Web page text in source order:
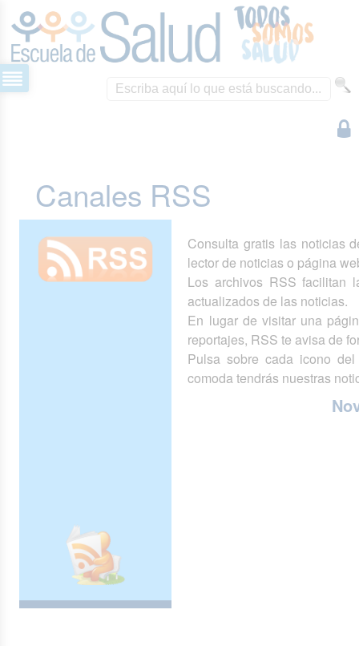
Canales RSS
Consulta gratis las noticias
lector de noticias o página
Los archivos RSS facilitan
actualizados de las noticias.
En lugar de visitar una
reportajes, RSS te avisa de
Pulsa sobre cada icono
comoda tendrás nuestras